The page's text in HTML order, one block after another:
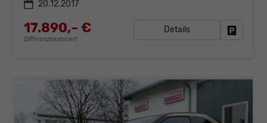
20.12.2017
17.890,– €
Differenzbesteuert
Details